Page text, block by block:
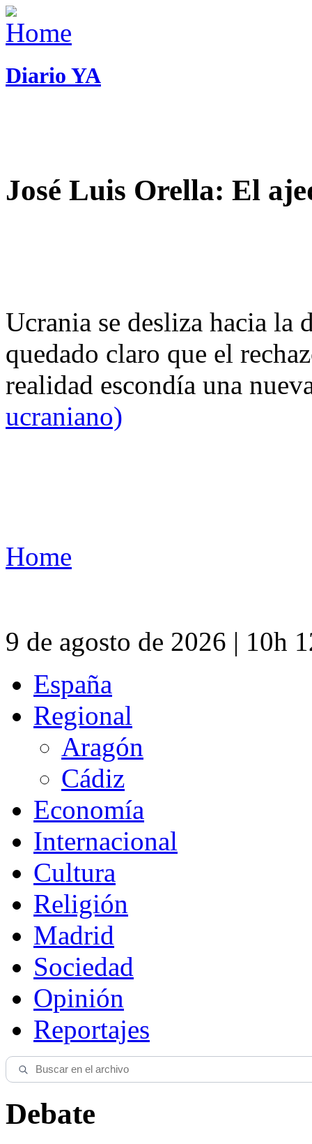
Diario YA
José Luis Orella: El
Ucrania se desliza hacia
quedado claro que el
realidad escondía una
ucraniano)
Home
9 de agosto de 2026 | 10h
España
Regional
Aragón
Cádiz
Economía
Internacional
Cultura
Religión
Madrid
Sociedad
Opinión
Reportajes
Debate